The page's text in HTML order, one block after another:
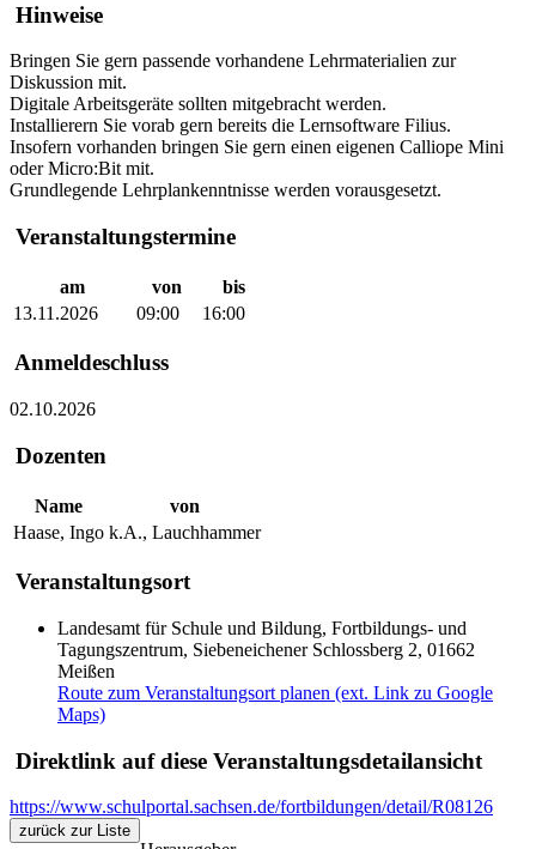
Hinweise
Bringen Sie gern passende vorhandene Lehrmaterialien zur
Diskussion mit.
Digitale Arbeitsgeräte sollten mitgebracht werden.
Installierern Sie vorab gern bereits die Lernsoftware Filius.
Insofern vorhanden bringen Sie gern einen eigenen Calliope Mini
oder Micro:Bit mit.
Grundlegende Lehrplankenntnisse werden vorausgesetzt.
Veranstaltungstermine
am von
bis
13.11.2026
09:00 16:00
Anmeldeschluss
02.10.2026
Dozenten
Name
von
Haase, Ingo k.A., Lauchhammer
Veranstaltungsort
Landesamt für Schule und Bildung, Fortbildungs- und
Tagungszentrum, Siebeneichener Schlossberg 2, 01662
Meißen
Route zum Veranstaltungsort planen (ext. Link zu Google
Maps)
Direktlink auf diese Veranstaltungsdetailansicht
https://www.schulportal.sachsen.de/fortbildungen/detail/R08126
zurück zur Liste